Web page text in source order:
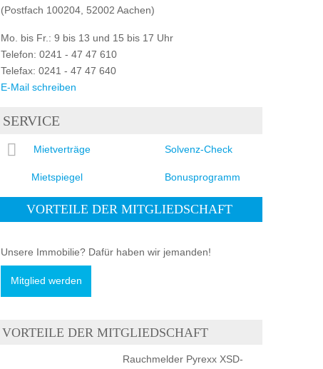
(Postfach 100204, 52002 Aachen)
Mo. bis Fr.: 9 bis 13 und 15 bis 17 Uhr
Telefon: 0241 - 47 47 610
Telefax: 0241 - 47 47 640
E-Mail schreiben
SERVICE
Mietverträge Solvenz-Check
Mietspiegel Bonusprogramm
VORTEILE DER MITGLIEDSCHAFT
Unsere Immobilie? Dafür haben wir jemanden!
Mitglied werden
VORTEILE DER MITGLIEDSCHAFT
Rauchmelder Pyrexx XSD-